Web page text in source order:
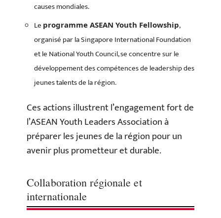
causes mondiales.
Le programme ASEAN Youth Fellowship,
organisé par la Singapore International Foundation
et le National Youth Council, se concentre sur le
développement des compétences de leadership des
jeunes talents de la région.
Ces actions illustrent l’engagement fort de
l’ASEAN Youth Leaders Association à
préparer les jeunes de la région pour un
avenir plus prometteur et durable.
Collaboration régionale et
internationale